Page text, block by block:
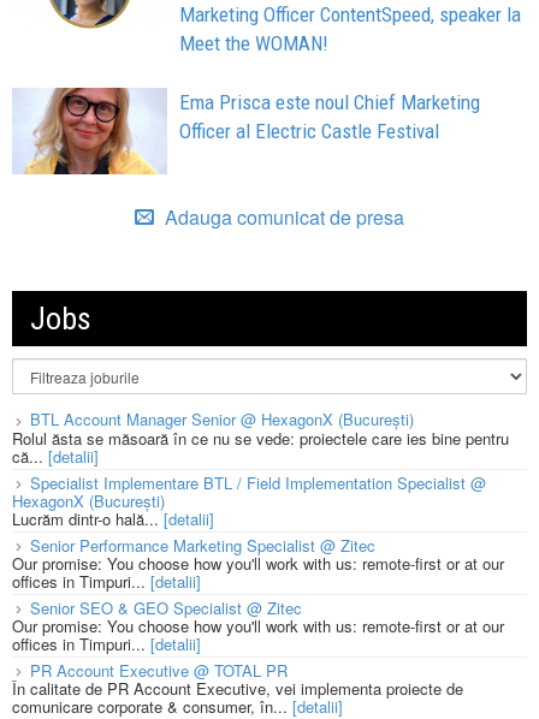
Marketing Officer ContentSpeed, speaker la
Meet the WOMAN!
Ema Prisca este noul Chief Marketing
Officer al Electric Castle Festival
Adauga comunicat de presa
Jobs
BTL Account Manager Senior @ HexagonX (București)
Rolul ăsta se măsoară în ce nu se vede: proiectele care ies bine pentru
că... [detalii]
Specialist Implementare BTL / Field Implementation Specialist @
HexagonX (București)
Lucrăm dintr-o hală...[detalii]
Senior Performance Marketing Specialist @ Zitec
Our promise: You choose how you'll work with us: remote-first or at our
offices in Timpuri... [detalii]
Senior SEO & GEO Specialist @ Zitec
Our promise: You choose how you'll work with us: remote-first or at our
offices in Timpuri... [detalii]
PR Account Executive @ TOTAL PR
În calitate de PR Account Executive, vei implementa proiecte de
comunicare corporate & consumer, în... [detalii]